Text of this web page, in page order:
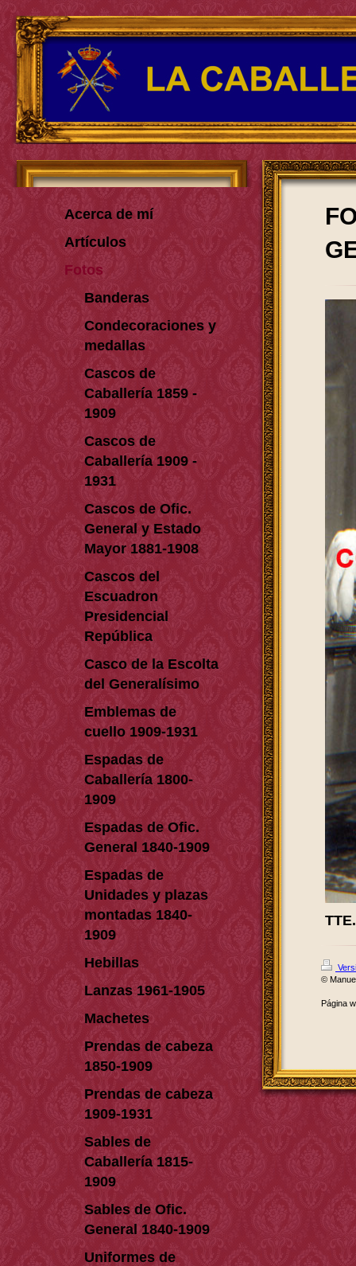
©
Página
Acerca de mí
Artículos
Fotos
Banderas
Condecoraciones y
medallas
Cascos de
Caballería 1859 -
1909
Cascos de
Caballería 1909 -
1931
Cascos de Ofic.
General y Estado
Mayor 1881-1908
Cascos del
Escuadron
Presidencial
República
Casco de la Escolta
del Generalísimo
Emblemas de
cuello 1909-1931
Espadas de
Caballería 1800-
1909
Espadas de Ofic.
General 1840-1909
Espadas de
Unidades y plazas
montadas 1840-
1909
Hebillas
Lanzas 1961-1905
Machetes
Prendas de cabeza
1850-1909
Prendas de cabeza
1909-1931
Sables de
Caballería 1815-
1909
Sables de Ofic.
General 1840-1909
Uniformes de